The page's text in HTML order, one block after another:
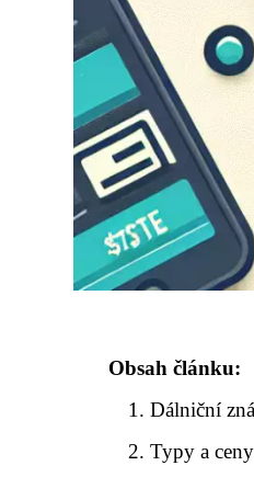
Obsah článku:
Dálniční
Typy a